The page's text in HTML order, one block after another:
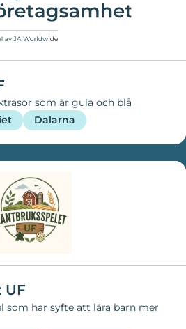
vill Nexxa bidra till ökad
utan de negativa effekter som
Nexxas vision är
för energidrycker genom att
bättre i vardagen samtidigt
Nexxas vision är att förändra
genom att erbjuda ett säkert,
val som hjälper människor att
samtidigt som de tar hand om
som är gula och blå
Dalarna
UF
som har syfte att lära barn mer